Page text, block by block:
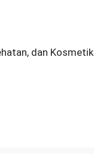
dan Kosmetik